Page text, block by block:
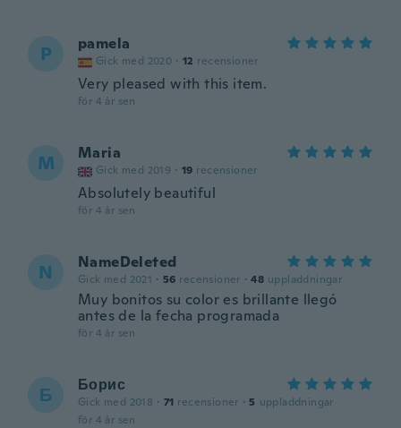
P pamela
Gick med 2020 · 12 recensioner
Very pleased with this item.
för 4 år sen
M Maria
Gick med 2019 · 19 recensioner
Absolutely beautiful
för 4 år sen
N NameDeleted
Gick med 2021 · 56 recensioner · 48 uppladdningar
Muy bonitos su color es brillante llegó
antes de la fecha programada
för 4 år sen
Б Борис
Gick med 2018 · 71 recensioner · 5 uppladdningar
för 4 år sen